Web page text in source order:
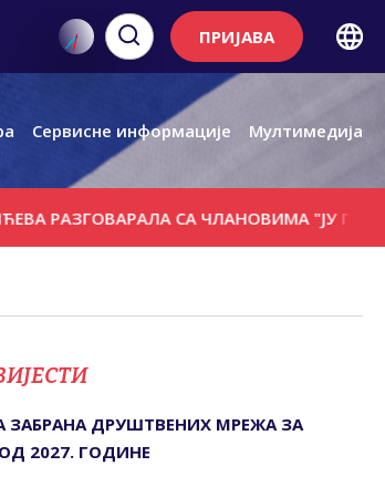
ПРИЈАВА
Сервисне информације Мултимедија
СА ЧЛАНОВИМА "ЈУ ГРУПЕ"
ЗАБРАНА ДРУШТВЕНИХ МРЕЖА ЗА
2027. ГОДИНЕ